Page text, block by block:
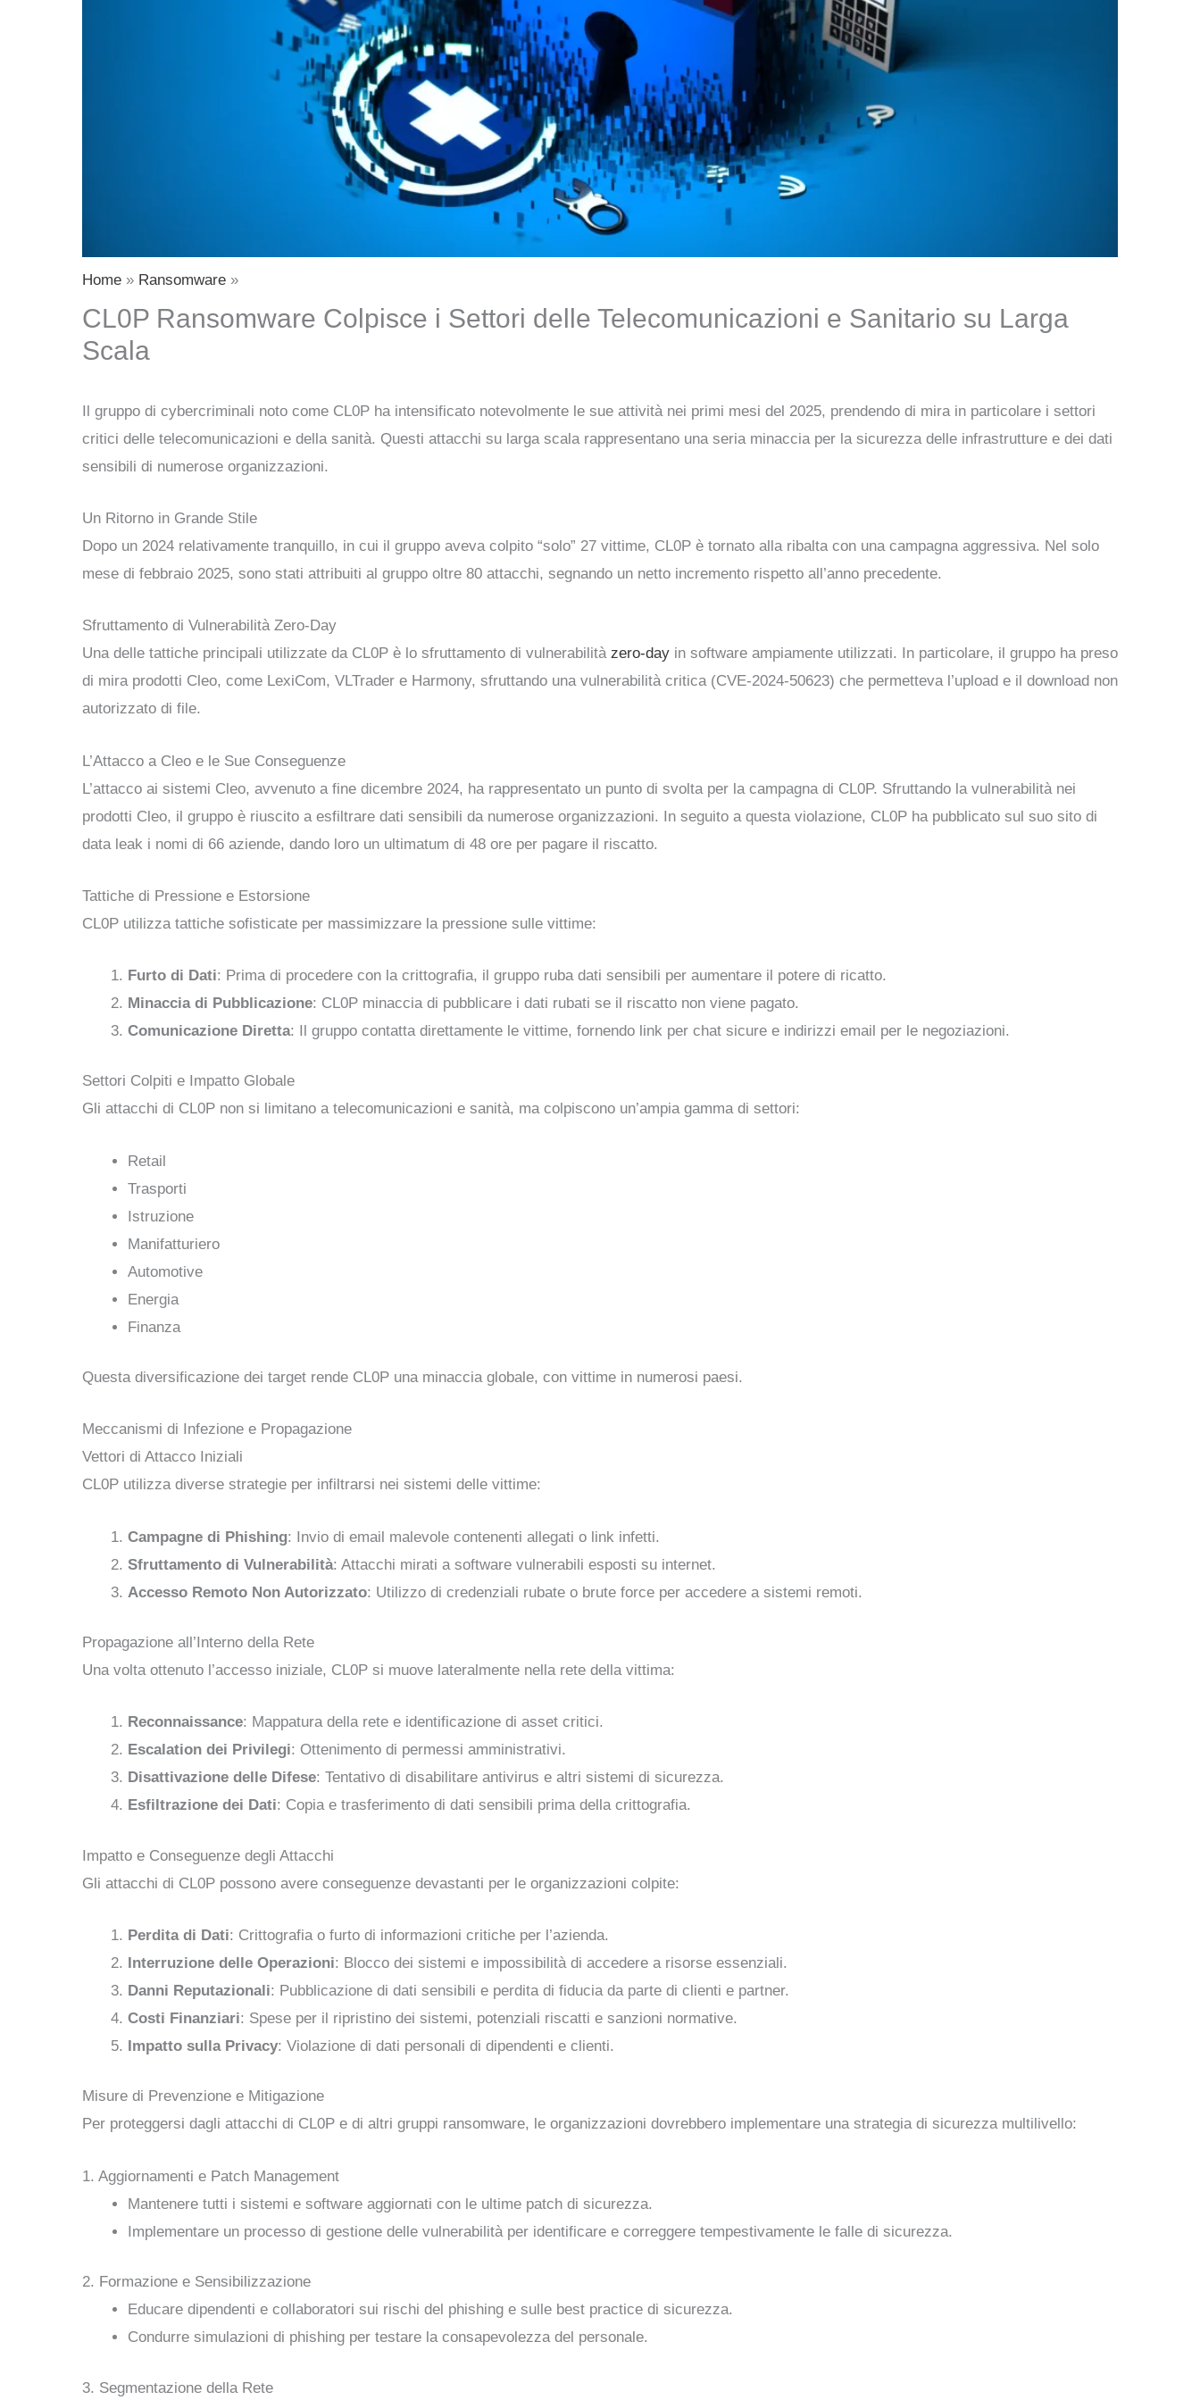
Home Ransomware
CL0P Ransomware Colpisce i Settori delle Telecomunicazioni e Sanitario su Larga
Scala
Il gruppo di cybercriminali noto come CL0P ha intensificato notevolmente le sue attività nei primi mesi del 2025, prendendo di mira in particolare i settori
critici delle telecomunicazioni e della sanità. Questi attacchi su larga scala rappresentano una seria minaccia per la sicurezza delle infrastrutture e dei dati
sensibili di numerose organizzazioni.
Un Ritorno in Grande Stile
Dopo un 2024 relativamente tranquillo, in cui il gruppo aveva colpito “solo” 27 vittime, CL0P è tornato alla ribalta con una campagna aggressiva. Nel solo
mese di febbraio 2025, sono stati attribuiti al gruppo oltre 80 attacchi, segnando un netto incremento rispetto all’anno precedente.
Sfruttamento di Vulnerabilità Zero-Day
Una delle tattiche principali utilizzate da CL0P è lo sfruttamento di vulnerabilità zero-day in software ampiamente utilizzati. In particolare, il gruppo ha preso
di mira prodotti Cleo, come LexiCom, VLTrader e Harmony, sfruttando una vulnerabilità critica (CVE-2024-50623) che permetteva l’upload e il download non
autorizzato di file.
L’Attacco a Cleo e le Sue Conseguenze
L’attacco ai sistemi Cleo, avvenuto a fine dicembre 2024, ha rappresentato un punto di svolta per la campagna di CL0P. Sfruttando la vulnerabilità nei
prodotti Cleo, il gruppo è riuscito a esfiltrare dati sensibili da numerose organizzazioni. In seguito a questa violazione, CL0P ha pubblicato sul suo sito di
data leak i nomi di 66 aziende, dando loro un ultimatum di 48 ore per pagare il riscatto.
Tattiche di Pressione e Estorsione
CL0P utilizza tattiche sofisticate per massimizzare la pressione sulle vittime:
Furto di Dati: Prima di procedere con la crittografia, il gruppo ruba dati sensibili per aumentare il potere di ricatto.
Minaccia di Pubblicazione: CL0P minaccia di pubblicare i dati rubati se il riscatto non viene pagato.
Comunicazione Diretta: Il gruppo contatta direttamente le vittime, fornendo link per chat sicure e indirizzi email per le negoziazioni.
Settori Colpiti e Impatto Globale
Gli attacchi di CL0P non si limitano a telecomunicazioni e sanità, ma colpiscono un’ampia gamma di settori:
Retail
Trasporti
Istruzione
Manifatturiero
Automotive
Energia
Finanza
Questa diversificazione dei target rende CL0P una minaccia globale, con vittime in numerosi paesi.
Meccanismi di Infezione e Propagazione
Vettori di Attacco Iniziali
CL0P utilizza diverse strategie per infiltrarsi nei sistemi delle vittime:
Campagne di Phishing: Invio di email malevole contenenti allegati o link infetti.
Sfruttamento di Vulnerabilità: Attacchi mirati a software vulnerabili esposti su internet.
Accesso Remoto Non Autorizzato: Utilizzo di credenziali rubate o brute force per accedere a sistemi remoti.
Propagazione all’Interno della Rete
Una volta ottenuto l’accesso iniziale, CL0P si muove lateralmente nella rete della vittima:
Reconnaissance: Mappatura della rete e identificazione di asset critici.
Escalation dei Privilegi: Ottenimento di permessi amministrativi.
Disattivazione delle Difese: Tentativo di disabilitare antivirus e altri sistemi di sicurezza.
Esfiltrazione dei Dati: Copia e trasferimento di dati sensibili prima della crittografia.
Impatto e Conseguenze degli Attacchi
Gli attacchi di CL0P possono avere conseguenze devastanti per le organizzazioni colpite:
Perdita di Dati: Crittografia o furto di informazioni critiche per l’azienda.
Interruzione delle Operazioni: Blocco dei sistemi e impossibilità di accedere a risorse essenziali.
Danni Reputazionali: Pubblicazione di dati sensibili e perdita di fiducia da parte di clienti e partner.
Costi Finanziari: Spese per il ripristino dei sistemi, potenziali riscatti e sanzioni normative.
Impatto sulla Privacy: Violazione di dati personali di dipendenti e clienti.
Misure di Prevenzione e Mitigazione
Per proteggersi dagli attacchi di CL0P e di altri gruppi ransomware, le organizzazioni dovrebbero implementare una strategia di sicurezza multilivello:
1. Aggiornamenti e Patch Management
Mantenere tutti i sistemi e software aggiornati con le ultime patch di sicurezza.
Implementare un processo di gestione delle vulnerabilità per identificare e correggere tempestivamente le falle di sicurezza.
2. Formazione e Sensibilizzazione
Educare dipendenti e collaboratori sui rischi del phishing e sulle best practice di sicurezza.
Condurre simulazioni di phishing per testare la consapevolezza del personale.
3. Segmentazione della Rete